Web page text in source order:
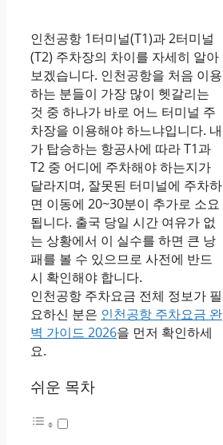
인천공항 1터미널(T1)과 2터미널
(T2) 주차장의 차이를 자세히 알아
보겠습니다. 인천공항을 처음 이용
하는 분들이 가장 많이 헷갈리는
것 중 하나가 바로 어느 터미널 주
차장을 이용해야 하느냐입니다. 내
가 탑승하는 항공사에 따라 T1과
T2 중 어디에 주차해야 하는지가
달라지며, 잘못된 터미널에 주차하
면 이동에 20~30분이 추가로 소요
됩니다. 출국 당일 시간 여유가 없
는 상황에서 이 실수를 하면 큰 낭
패를 볼 수 있으므로 사전에 반드
시 확인해야 합니다.
인천공항 주차요금 전체 정보가 필
요하신 분은 인천공항 주차요금 완
벽 가이드 2026을 먼저 확인하세
요.
쉬운 목차